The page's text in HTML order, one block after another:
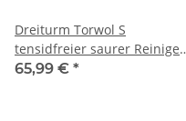
Dreiturm Torwol S
tensidfreier saurer Reiniger
10l /Kanister
65,99 € *